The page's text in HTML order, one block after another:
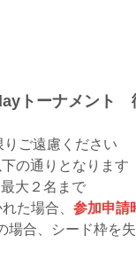
トーナメント
ご遠慮ください
の通りとなります
大２名まで
た場合、 参加申請
合、シード枠を失